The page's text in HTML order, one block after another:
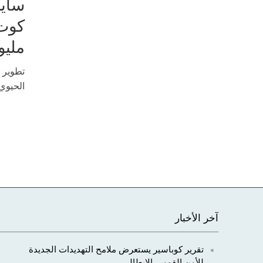
تطوير
آخر الأخبار
تقرير كوباسير يستعرض ملامح التهديدات الجديدة